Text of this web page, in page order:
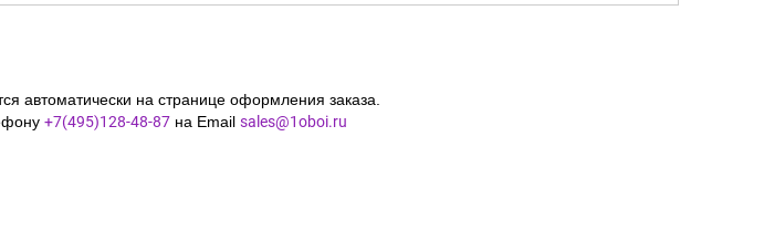
автоматически на странице оформления заказа.
+7(495)128-48-87 на Email sales@1oboi.ru